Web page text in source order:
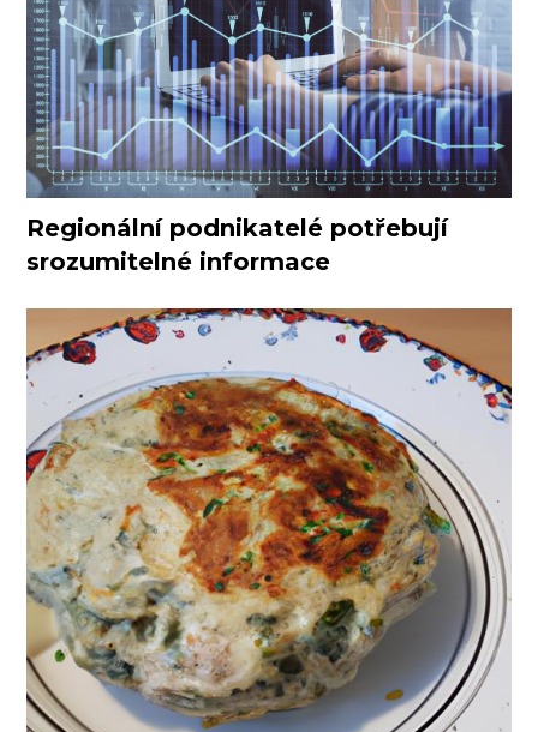
Regionální podnikatelé potřebují
srozumitelné informace